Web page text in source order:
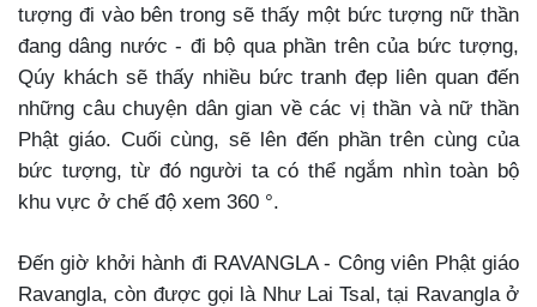
tượng đi vào bên trong sẽ thấy một bức tượng nữ thần
đang dâng nước - đi bộ qua phần trên của bức tượng,
Qúy khách sẽ thấy nhiều bức tranh đẹp liên quan đến
những câu chuyện dân gian về các vị thần và nữ thần
Phật giáo. Cuối cùng, sẽ lên đến phần trên cùng của
bức tượng, từ đó người ta có thể ngắm nhìn toàn bộ
khu vực ở chế độ xem 360 °.
Đến giờ khởi hành đi RAVANGLA - Công viên Phật giáo
Ravangla, còn được gọi là Như Lai Tsal, tại Ravangla ở